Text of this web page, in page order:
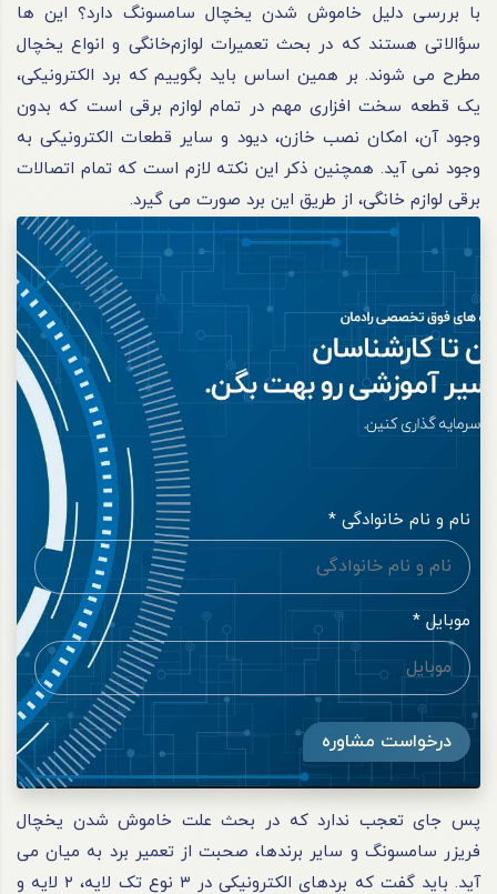
با بررسی دلیل خاموش شدن یخچال سامسونگ دارد؟ این‌ ها
سؤالاتی هستند که در بحث تعمیرات لوازم‌خانگی و انواع یخچال
مطرح می‌ شوند. بر همین اساس باید بگوییم که برد الکترونیکی،
یک قطعه سخت‌ افزاری مهم در تمام لوازم برقی است که بدون
وجود آن، امکان نصب خازن، دیود و سایر قطعات الکترونیکی به
وجود نمی‌ آید. همچنین ذکر این نکته لازم است که تمام اتصالات
برقی لوازم‌ خانگی، از طریق این برد صورت می‌ گیرد.
نام و نام خانوادگی *
موبایل *
درخواست مشاوره
پس جای تعجب ندارد که در بحث علت خاموش شدن یخچال‌
فریزر سامسونگ و سایر برندها، صحبت از تعمیر برد به میان می‌
آید. باید گفت که بردهای الکترونیکی در ۳ نوع تک‌ لایه، ۲ لایه و